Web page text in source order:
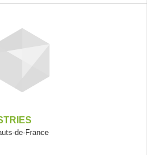
de-France